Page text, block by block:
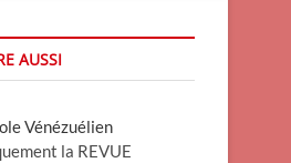
u
u
AUSSI
Vénézuélien
la REVUE